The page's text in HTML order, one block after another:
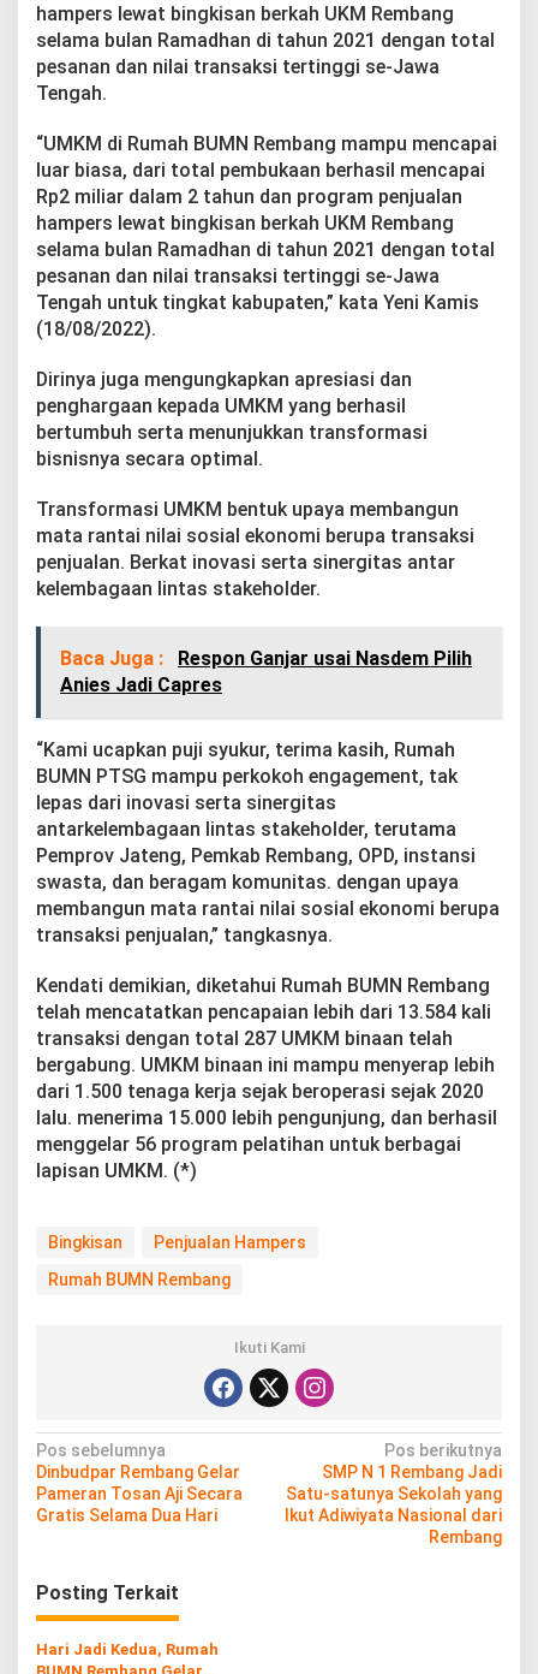
m
z
e
n
g
g
a
R
2
M
i
r
hampers lewat bingkisan berkah UKM Rembang
selama bulan Ramadhan di tahun 2021 dengan total
pesanan dan nilai transaksi tertinggi se-Jawa
Tengah.
“UMKM di Rumah BUMN Rembang mampu mencapai
luar biasa, dari total pembukaan berhasil mencapai
Rp2 miliar dalam 2 tahun dan program penjualan
hampers lewat bingkisan berkah UKM Rembang
selama bulan Ramadhan di tahun 2021 dengan total
pesanan dan nilai transaksi tertinggi se-Jawa
Tengah untuk tingkat kabupaten,” kata Yeni Kamis
(18/08/2022).
Dirinya juga mengungkapkan apresiasi dan
penghargaan kepada UMKM yang berhasil
bertumbuh serta menunjukkan transformasi
bisnisnya secara optimal.
Transformasi UMKM bentuk upaya membangun
mata rantai nilai sosial ekonomi berupa transaksi
penjualan. Berkat inovasi serta sinergitas antar
kelembagaan lintas stakeholder.
Baca Juga :
Respon Ganjar usai Nasdem Pilih
Anies Jadi Capres
“Kami ucapkan puji syukur, terima kasih, Rumah
BUMN PTSG mampu perkokoh engagement, tak
lepas dari inovasi serta sinergitas
antarkelembagaan lintas stakeholder, terutama
Pemprov Jateng, Pemkab Rembang, OPD, instansi
swasta, dan beragam komunitas. dengan upaya
membangun mata rantai nilai sosial ekonomi berupa
transaksi penjualan,” tangkasnya.
Kendati demikian, diketahui Rumah BUMN Rembang
telah mencatatkan pencapaian lebih dari 13.584 kali
transaksi dengan total 287 UMKM binaan telah
bergabung. UMKM binaan ini mampu menyerap lebih
dari 1.500 tenaga kerja sejak beroperasi sejak 2020
lalu. menerima 15.000 lebih pengunjung, dan berhasil
menggelar 56 program pelatihan untuk berbagai
lapisan UMKM. (*)
Bingkisan
Penjualan Hampers
Rumah BUMN Rembang
Ikuti Kami
N
a
v
g
a
s
Pos sebelumnya
Dinbudpar Rembang Gelar
Pameran Tosan Aji Secara
Gratis Selama Dua Hari
Pos berikutnya
SMP N 1 Rembang Jadi
Satu-satunya Sekolah yang
Ikut Adiwiyata Nasional dari
Rembang
Posting Terkait
Hari Jadi Kedua, Rumah